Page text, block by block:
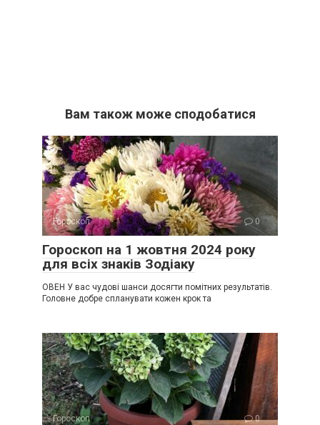
Вам також може сподобатися
Гороскоп 0
Гороскоп на 1 жовтня 2024 року
для всіх знаків Зодіаку
ОВЕН У вас чудові шанси досягти помітних результатів.
Головне добре спланувати кожен крок та
Гороскоп 0